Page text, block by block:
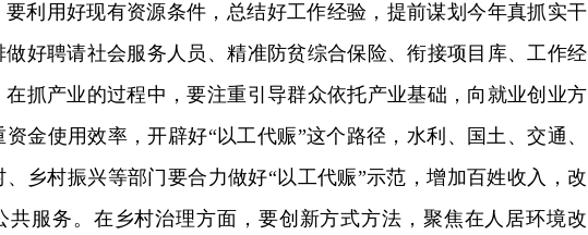
要利用好现有资源条件，总结好工作经验，提前谋划今年真抓实干
做好聘请社会服务人员、精准防贫综合保险、衔接项目库、工作经
在抓产业的过程中，要注重引导群众依托产业基础，向就业创业方
金使用效率，开辟好“以工代赈”这个路径，水利、国土、交通、
乡村振兴等部门要合力做好“以工代赈”示范，增加百姓收入，改
共服务。在乡村治理方面，要创新方式方法，聚焦在人居环境改